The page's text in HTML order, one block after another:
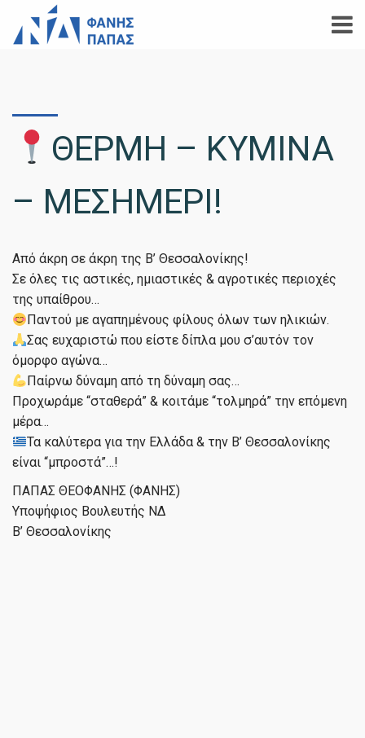
ΘΕΡΜΗ – ΚΥΜΙΝΑ
– ΜΕΣΗΜΕΡΙ!
Από άκρη σε άκρη της Β’ Θεσσαλονίκης!
Σε όλες τις αστικές, ημιαστικές & αγροτικές περιοχές
της υπαίθρου…
Παντού με αγαπημένους φίλους όλων των ηλικιών.
Σας ευχαριστώ που είστε δίπλα μου σ’αυτόν τον
όμορφο αγώνα…
Παίρνω δύναμη από τη δύναμη σας…
Προχωράμε “σταθερά” & κοιτάμε “τολμηρά” την επόμενη
μέρα…
Τα καλύτερα για την Ελλάδα & την Β’ Θεσσαλονίκης
είναι “μπροστά”…!
ΠΑΠΑΣ ΘΕΟΦΑΝΗΣ (ΦΑΝΗΣ)
Υποψήφιος Βουλευτής ΝΔ
Β’ Θεσσαλονίκης